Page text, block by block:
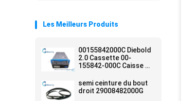
Les Meilleurs Produits
00155842000C Diebold
2.0 Cassette 00-
155842-000C Caisse de
détachées
semi ceinture du bout
droit 29008482000G